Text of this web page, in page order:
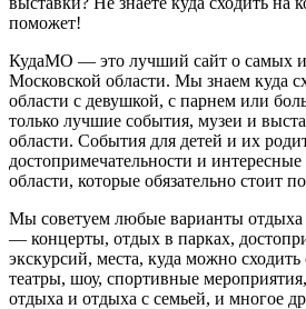
поможет!
КудаМО — это лучший сайт о самых
Московской области. Мы знаем куда
области с девушкой, с парнем или
только лучшие события, музеи и
области. События для детей и их
достопримечательности и
области, которые обязательно стоит
Мы советуем любые варианты отдыха
— концерты, отдых в парках,
экскурсий, места, куда можно
театры, шоу, спортивные
отдыха и отдыха с семьей, и многое